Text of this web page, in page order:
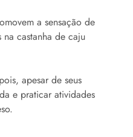
a sensação de
castanha de caju
apesar de seus
e praticar atividades